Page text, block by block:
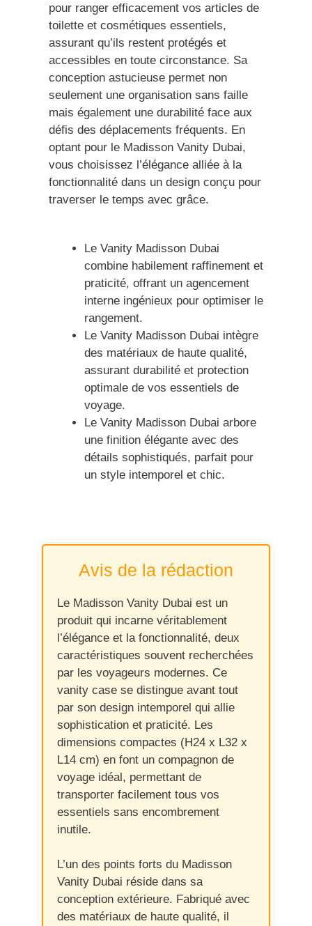
pour ranger efficacement vos articles de
toilette et cosmétiques essentiels,
assurant qu’ils restent protégés et
accessibles en toute circonstance. Sa
conception astucieuse permet non
seulement une organisation sans faille
mais également une durabilité face aux
défis des déplacements fréquents. En
optant pour le Madisson Vanity Dubai,
vous choisissez l’élégance alliée à la
fonctionnalité dans un design conçu pour
traverser le temps avec grâce.
Le Vanity Madisson Dubai
combine habilement raffinement et
praticité, offrant un agencement
interne ingénieux pour optimiser le
rangement.
Le Vanity Madisson Dubai intègre
des matériaux de haute qualité,
assurant durabilité et protection
optimale de vos essentiels de
voyage.
Le Vanity Madisson Dubai arbore
une finition élégante avec des
détails sophistiqués, parfait pour
un style intemporel et chic.
Avis de la rédaction
Le Madisson Vanity Dubai est un
produit qui incarne véritablement
l’élégance et la fonctionnalité, deux
caractéristiques souvent recherchées
par les voyageurs modernes. Ce
vanity case se distingue avant tout
par son design intemporel qui allie
sophistication et praticité. Les
dimensions compactes (H24 x L32 x
L14 cm) en font un compagnon de
voyage idéal, permettant de
transporter facilement tous vos
essentiels sans encombrement
inutile.
L’un des points forts du Madisson
Vanity Dubai réside dans sa
conception extérieure. Fabriqué avec
des matériaux de haute qualité, il